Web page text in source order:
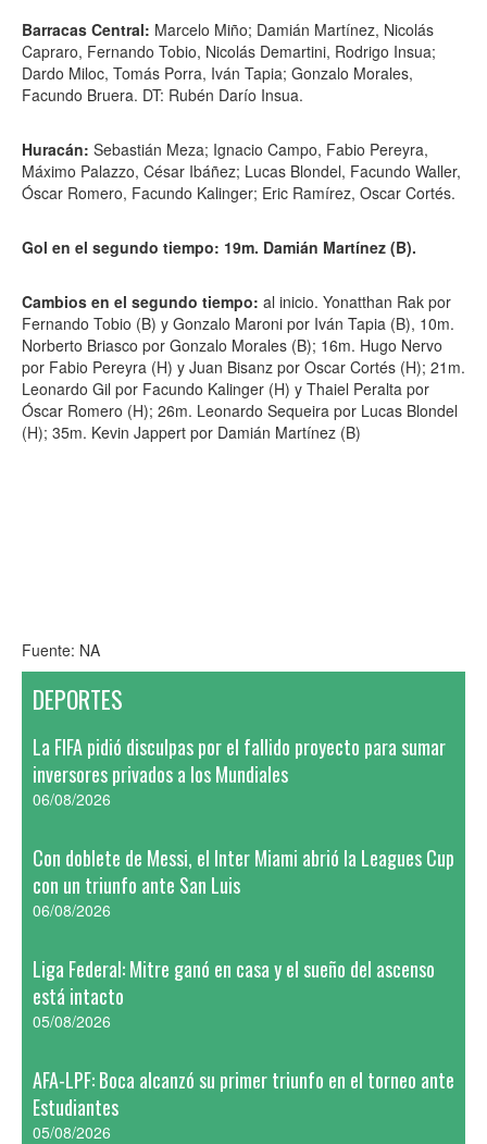
Barracas Central: Marcelo Miño; Damián Martínez, Nicolás
Capraro, Fernando Tobio, Nicolás Demartini, Rodrigo Insua;
Dardo Miloc, Tomás Porra, Iván Tapia; Gonzalo Morales,
Facundo Bruera. DT: Rubén Darío Insua.
Huracán: Sebastián Meza; Ignacio Campo, Fabio Pereyra,
Máximo Palazzo, César Ibáñez; Lucas Blondel, Facundo Waller,
Óscar Romero, Facundo Kalinger; Eric Ramírez, Oscar Cortés.
Gol en el segundo tiempo: 19m. Damián Martínez (B).
Cambios en el segundo tiempo: al inicio. Yonatthan Rak por
Fernando Tobio (B) y Gonzalo Maroni por Iván Tapia (B), 10m.
Norberto Briasco por Gonzalo Morales (B); 16m. Hugo Nervo
por Fabio Pereyra (H) y Juan Bisanz por Oscar Cortés (H); 21m.
Leonardo Gil por Facundo Kalinger (H) y Thaiel Peralta por
Óscar Romero (H); 26m. Leonardo Sequeira por Lucas Blondel
(H); 35m. Kevin Jappert por Damián Martínez (B)
Fuente: NA
DEPORTES
La FIFA pidió disculpas por el fallido proyecto para sumar
inversores privados a los Mundiales
06/08/2026
Con doblete de Messi, el Inter Miami abrió la Leagues Cup
con un triunfo ante San Luis
06/08/2026
Liga Federal: Mitre ganó en casa y el sueño del ascenso
está intacto
05/08/2026
AFA-LPF: Boca alcanzó su primer triunfo en el torneo ante
Estudiantes
05/08/2026